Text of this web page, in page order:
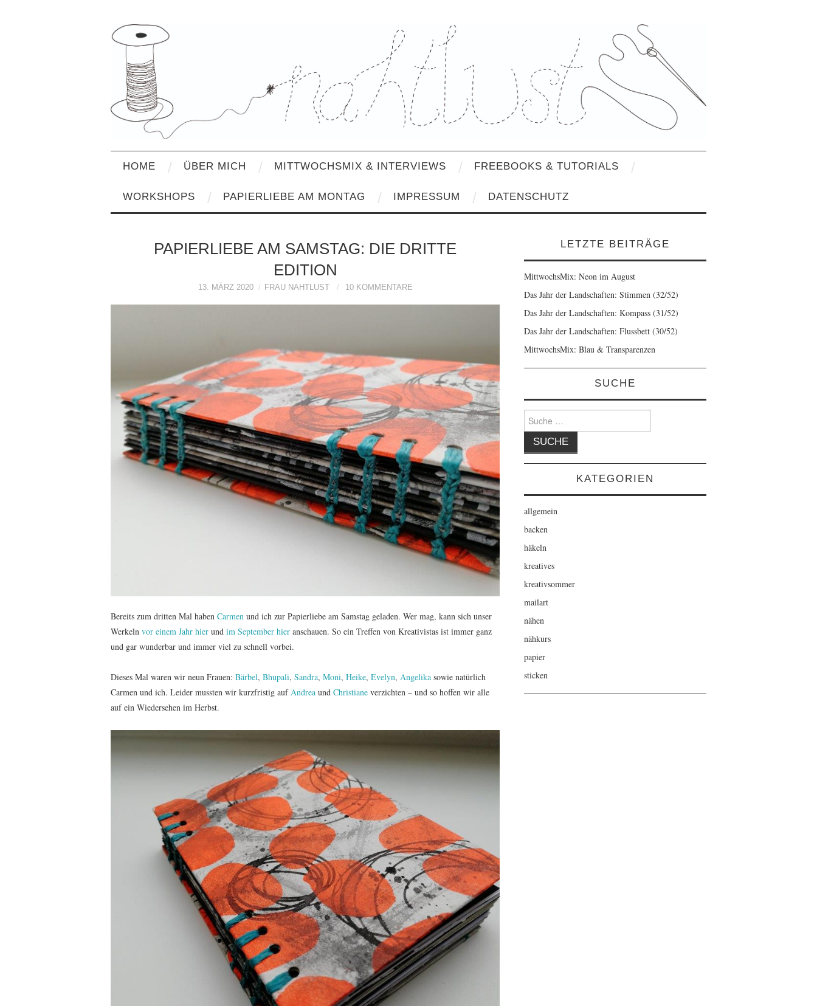
HOME ÜBER MICH MITTWOCHSMIX & INTERVIEWS FREEBOOKS & TUTORIALS
WORKSHOPS PAPIERLIEBE AM MONTAG IMPRESSUM DATENSCHUTZ
PAPIERLIEBE AM SAMSTAG: DIE DRITTE
EDITION
13. MÄRZ 2020 FRAU NAHTLUST 10 KOMMENTARE
Bereits zum dritten Mal haben Carmen und ich zur Papierliebe am Samstag geladen. Wer mag, kann sich unser
Werkeln vor einem Jahr hier und im September hier anschauen. So ein Treffen von Kreativistas ist immer ganz
und gar wunderbar und immer viel zu schnell vorbei.
Dieses Mal waren wir neun Frauen: Bärbel, Bhupali, Sandra, Moni, Heike, Evelyn, Angelika sowie natürlich
Carmen und ich. Leider mussten wir kurzfristig aufAndrea und Christiane verzichten – und so hoffen wir alle
auf ein Wiedersehen im Herbst.
LETZTE BEITRÄGE
MittwochsMix: Neon im August
Das Jahr der Landschaften: Stimmen (32/52)
Das Jahr der Landschaften: Kompass (31/52)
Das Jahr der Landschaften: Flussbett (30/52)
MittwochsMix: Blau & Transparenzen
SUCHE
Suche
nach:
KATEGORIEN
allgemein
backen
häkeln
kreatives
kreativsommer
mailart
nähen
nähkurs
papier
sticken